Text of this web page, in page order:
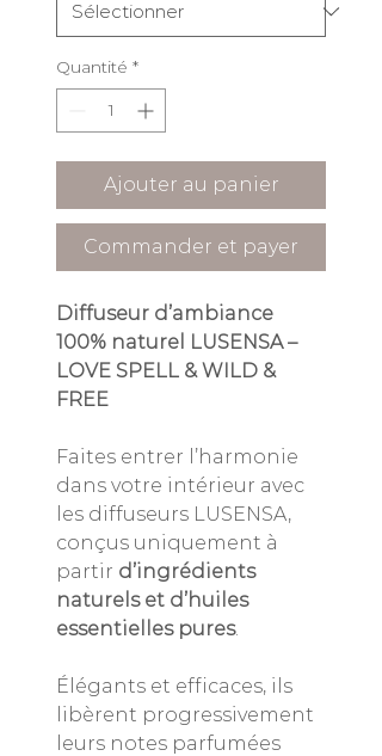
Quantité *
Ajouter au panier
Commander et payer
Diffuseur d’ambiance
100% naturel LUSENSA –
LOVE SPELL & WILD &
FREE
Faites entrer l’harmonie
dans votre intérieur avec
les diffuseurs LUSENSA,
conçus uniquement à
partir d’ingrédients
naturels et d’huiles
essentielles pures.
Élégants et efficaces, ils
libèrent progressivement
leurs notes parfumées